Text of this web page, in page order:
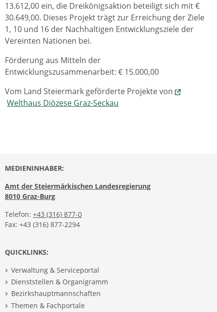
13.612,00 ein, die Dreikönigsaktion beteiligt sich mit €
30.649,00. Dieses Projekt trägt zur Erreichung der Ziele
1, 10 und 16 der Nachhaltigen Entwicklungsziele der
Vereinten Nationen bei.
Förderung aus Mitteln der
Entwicklungszusammenarbeit: € 15.000,00
Vom Land Steiermark geförderte Projekte von
Welthaus Diözese Graz-Seckau
MEDIENINHABER:
Amt der Steiermärkischen Landesregierung
8010 Graz-Burg
Telefon: +43 (316) 877-0
Fax: +43 (316) 877-2294
QUICKLINKS:
Verwaltung & Serviceportal
Dienststellen & Organigramm
Bezirkshauptmannschaften
Themen & Fachportale